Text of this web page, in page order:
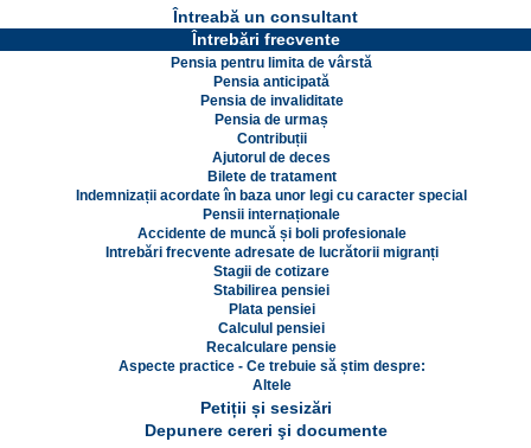
Întreabă un consultant
Întrebări frecvente
Pensia pentru limita de vârstă
Pensia anticipată
Pensia de invaliditate
Pensia de urmaș
Contribuții
Ajutorul de deces
Bilete de tratament
Indemnizații acordate în baza unor legi cu caracter special
Pensii internaționale
Accidente de muncă și boli profesionale
Intrebări frecvente adresate de lucrătorii migranți
Stagii de cotizare
Stabilirea pensiei
Plata pensiei
Calculul pensiei
Recalculare pensie
Aspecte practice - Ce trebuie să știm despre:
Altele
Petiții și sesizări
Depunere cereri şi documente